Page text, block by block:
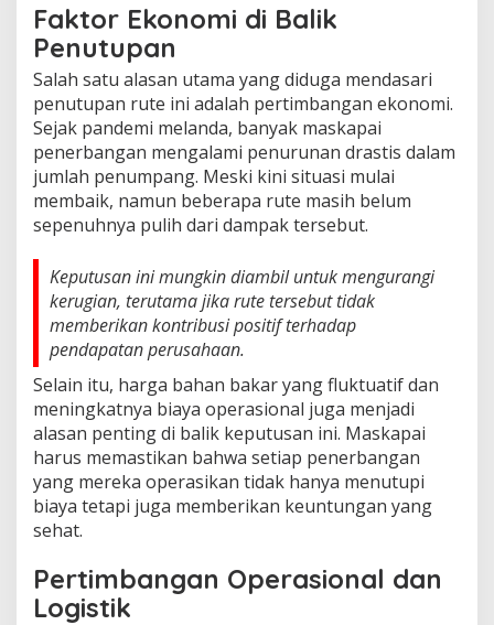
Faktor Ekonomi di Balik
Penutupan
Salah satu alasan utama yang diduga mendasari
penutupan rute ini adalah pertimbangan ekonomi.
Sejak pandemi melanda, banyak maskapai
penerbangan mengalami penurunan drastis dalam
jumlah penumpang. Meski kini situasi mulai
membaik, namun beberapa rute masih belum
sepenuhnya pulih dari dampak tersebut.
Keputusan ini mungkin diambil untuk mengurangi
kerugian, terutama jika rute tersebut tidak
memberikan kontribusi positif terhadap
pendapatan perusahaan.
Selain itu, harga bahan bakar yang fluktuatif dan
meningkatnya biaya operasional juga menjadi
alasan penting di balik keputusan ini. Maskapai
harus memastikan bahwa setiap penerbangan
yang mereka operasikan tidak hanya menutupi
biaya tetapi juga memberikan keuntungan yang
sehat.
Pertimbangan Operasional dan
Logistik